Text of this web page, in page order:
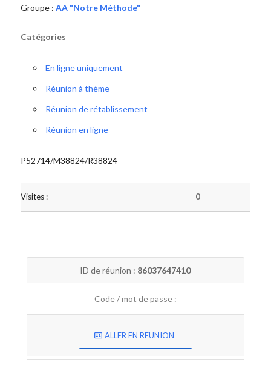
Groupe : AA "Notre Méthode"
Catégories
En ligne uniquement
Réunion à thème
Réunion de rétablissement
Réunion en ligne
P52714/M38824/R38824
Visites : 0
ID de réunion : 86037647410
Code / mot de passe :
ALLER EN REUNION